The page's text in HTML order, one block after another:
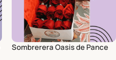
Sombrerera Oasis de Pance